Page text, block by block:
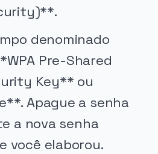
denominado
Pre-Shared
Key** ou
Apague a senha
a nova senha
você elaborou.